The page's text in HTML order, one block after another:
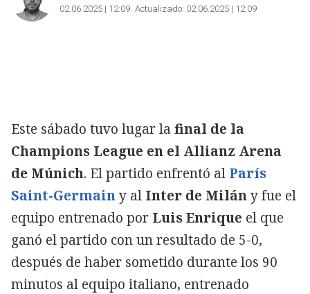
02.06.2025 | 12:09 Actualizado: 02.06.2025 | 12:09
Este sábado tuvo lugar la final de la
Champions League en el Allianz Arena
de Múnich. El partido enfrentó al París
Saint-Germainy al Inter de Milány fue el
equipo entrenado por Luis Enrique el que
ganó el partido con un resultado de 5-0,
después de haber sometido durante los 90
minutos al equipo italiano, entrenado